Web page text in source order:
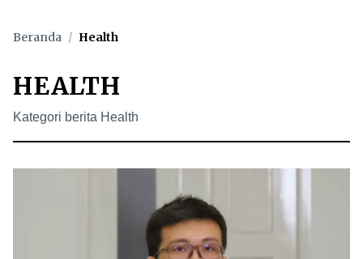
Beranda / Health
HEALTH
Kategori berita Health